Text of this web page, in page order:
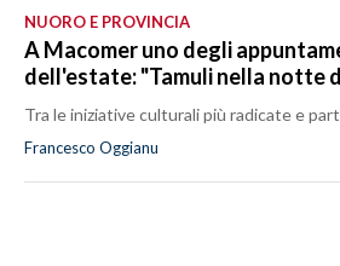
NUORO E PROVINCIA
A Macomer uno degli
dell'estate: "Tamuli nella notte
Tra le iniziative culturali più radicate e
Francesco Oggianu